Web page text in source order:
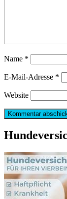
Name *
E-Mail-Adresse *
Website